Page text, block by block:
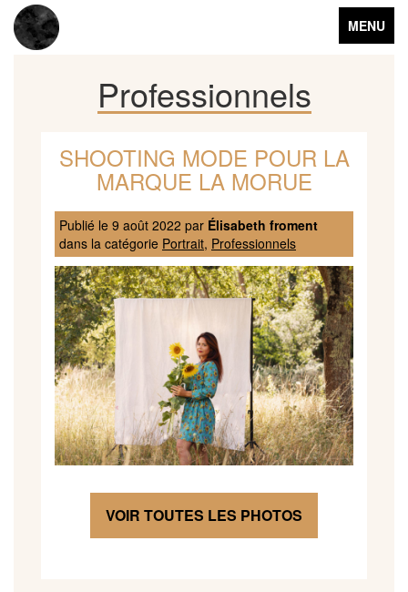
Toggle
navigation
MENU
Professionnels
SHOOTING MODE POUR LA
MARQUE LA MORUE
Publié le 9 août 2022 par Élisabeth froment
dans la catégorie Portrait, Professionnels
VOIR TOUTES LES PHOTOS